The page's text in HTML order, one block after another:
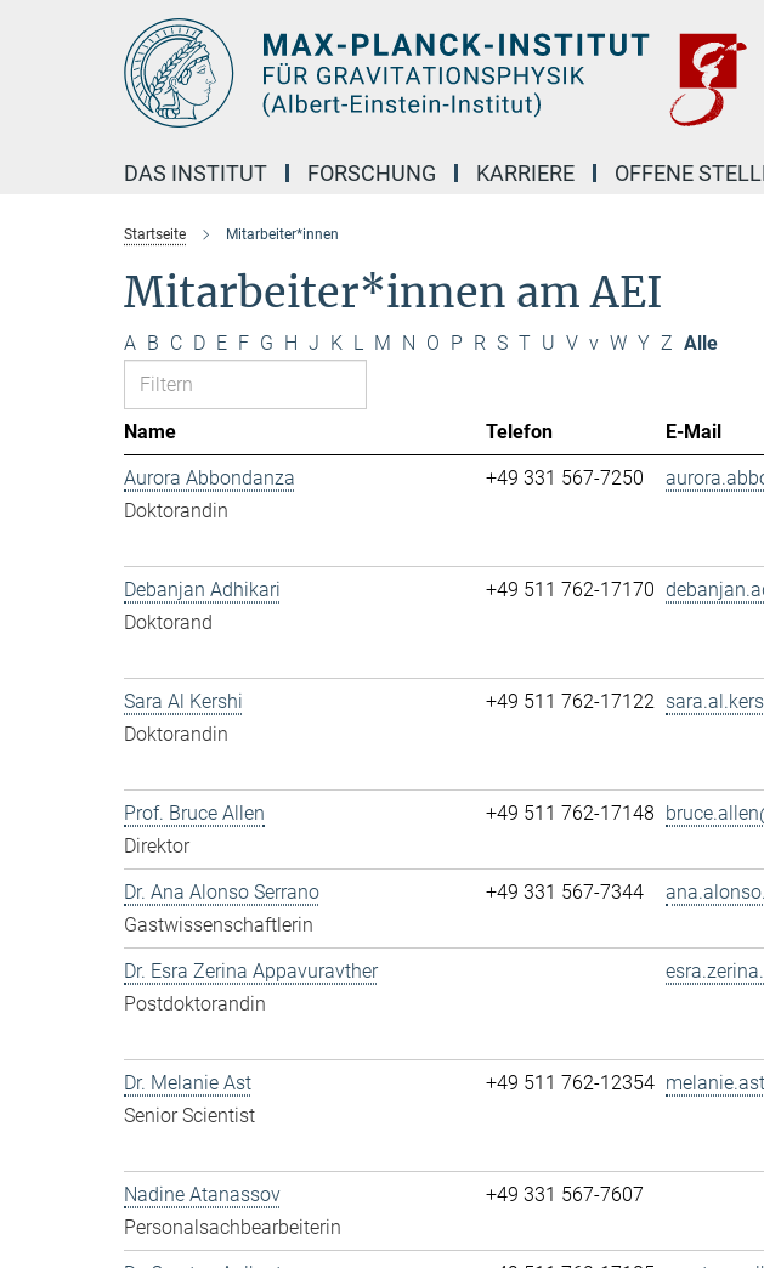
DAS INSTITUT FORSCHUNG KARRIERE OFFENE
Startseite Mitarbeiter*innen
Mitarbeiter*innen am AEI
A B C D E F G H J K L M N O P R S T U V v W Y Z Alle
Name Telefon E-Mail
Aurora Abbondanza
Doktorandin
+49 331 567-7250
Debanjan Adhikari
Doktorand
+49 511 762-17170
Sara Al Kershi
Doktorandin
+49 511 762-17122
Prof. Bruce Allen
Direktor
+49 511 762-17148
Dr. Ana Alonso Serrano
Gastwissenschaftlerin
+49 331 567-7344
Dr. Esra Zerina Appavuravther
Postdoktorandin
Dr. Melanie Ast
Senior Scientist
+49 511 762-12354
Nadine Atanassov
Personalsachbearbeiterin
+49 331 567-7607